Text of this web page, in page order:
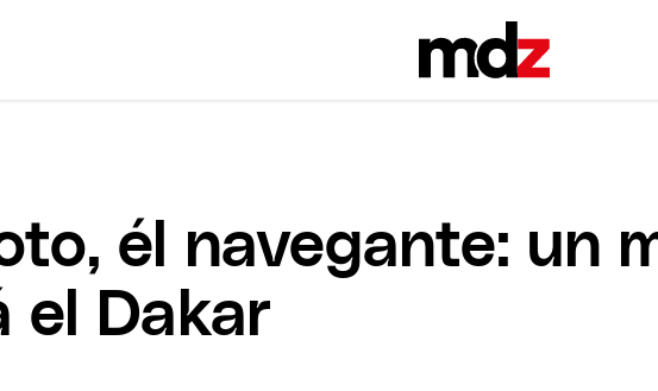
él navegante: un
el Dakar